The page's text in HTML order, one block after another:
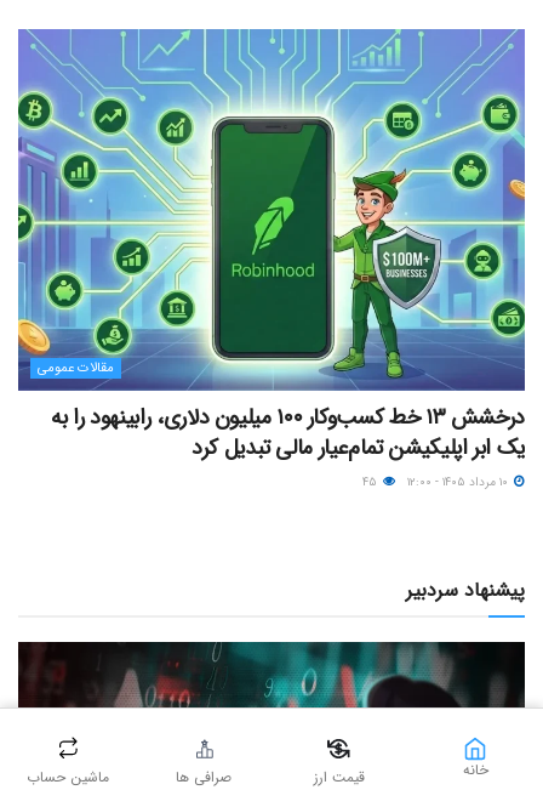
مقالات عمومی
درخشش ۱۳ خط کسب‌وکار ۱۰۰ میلیون دلاری، رابینهود را به
یک ابر اپلیکیشن تمام‌عیار مالی تبدیل کرد
پیشنهاد سردبیر
خانه قیمت ارز صرافی ها ماشین حساب